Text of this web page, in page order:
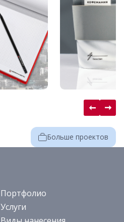
Больше проектов
Портфолио
Услуги